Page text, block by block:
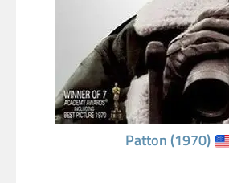
Patton (1970)